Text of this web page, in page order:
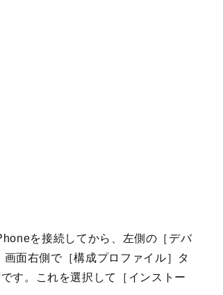
を接続してから、左側の［デバ
面右側で［構成プロファイル］タ
す。これを選択して［インストー